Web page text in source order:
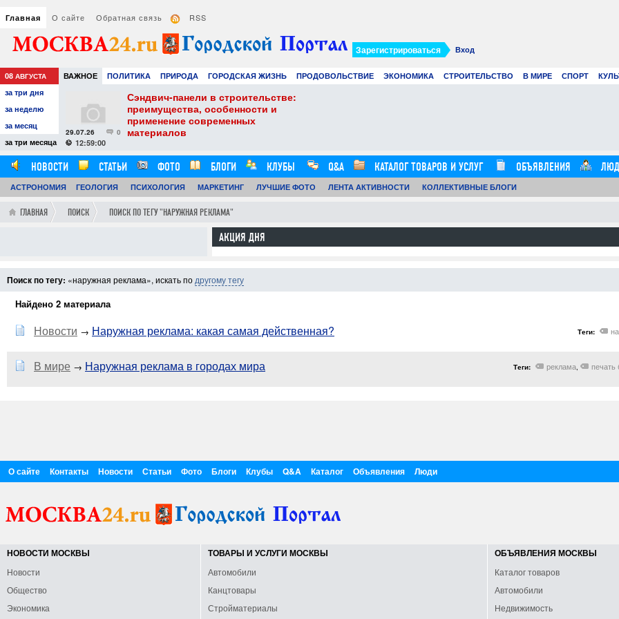
Главная О сайте Обратная связь RSS
Вход
Зарегистрироваться
08 АВГУСТА ВАЖНОЕ ПОЛИТИКА ПРИРОДА ГОРОДСКАЯ ЖИЗНЬ ПРОДОВОЛЬСТВИЕ ЭКОНОМИКА СТРОИТЕЛЬСТВО В МИРЕ СПОРТ
РАЗВЛЕЧЕНИЯ И ОТДЫХ
за три дня
за неделю
за месяц
за три месяца
советы для
0
29.07.26
12:59:00
Сэндвич-панели в строительстве:
преимущества, особенности и
применение современных
материалов
НОВОСТИ СТАТЬИ ФОТО БЛОГИ КЛУБЫ Q&A КАТАЛОГ ТОВАРОВ И УСЛУГ ОБЪЯВЛЕНИЯ
АСТРОНОМИЯ ГЕОЛОГИЯ ПСИХОЛОГИЯ МАРКЕТИНГ ЛУЧШИЕ ФОТО ЛЕНТА АКТИВНОСТИ КОЛЛЕКТИВНЫЕ БЛОГИ
ГЛАВНАЯ ПОИСК ПОИСК ПО ТЕГУ "НАРУЖНАЯ РЕКЛАМА"
АКЦИЯ ДНЯ
Поиск по тегу: «наружная реклама», искать по другому тегу
Найдено 2 материала
Новости → Наружная реклама: какая самая действенная? Теги:
В мире → Наружная реклама в городах мира Теги: реклама, печать
О сайте Контакты Новости Статьи Фото Блоги Клубы Q&A Каталог Объявления Люди
НОВОСТИ МОСКВЫ
Новости
Общество
Экономика
ТОВАРЫ И УСЛУГИ МОСКВЫ
Автомобили
Канцтовары
Стройматериалы
ОБЪЯВЛЕНИЯ МОСКВЫ
Каталог товаров
Автомобили
Недвижимость